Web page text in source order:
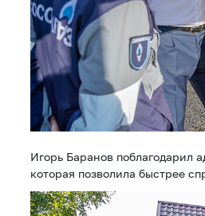
Игорь Баранов поблагодарил
которая позволила быстрее